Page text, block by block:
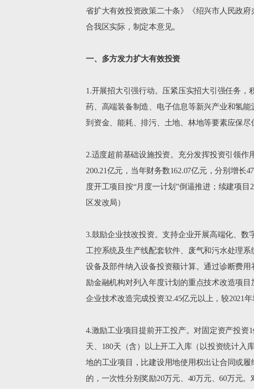
省扩大有效投资政策二十条》《绍兴市人民政
合我区实际，制定本意见。
一、多方发力扩大有效投资
1.开展招大引强行动。压紧压实招大引强任务
药、高端装备制造、电子信息等新兴产业和氢
到资金、能耗、排污、土地、林地等要素应保
2.适度超前基础设施投资。充分发挥投资引领作
200.21亿元，当年财务数162.07亿元，分别增长
度开工项目按“月度一计划”倒逼推进；续建项
区发改局）
3.鼓励企业技改投资。支持企业开展高端化、
工控系统及生产线配套软件、废气和污水处理
设备及部件纳入设备投资额计算。通过诊断费
励金融机构对列入年度计划的重点技术改造项
企业技术改造完成投资32.45亿元以上，较2021
4.激励工业项目提前开工投产。对固定资产投资
天、180天（含）以上开工入库（以投资统计入
地的工业项目，比建设用地使用权出让合同或履
的，一次性分别奖励20万元、40万元、60万元